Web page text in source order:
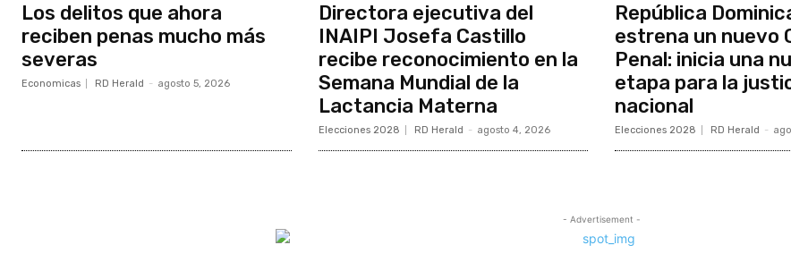
Los delitos que ahora
reciben penas mucho más
severas
Economicas RD Herald - agosto 5, 2026
Directora ejecutiva del
INAIPI Josefa Castillo
recibe reconocimiento en la
Semana Mundial de la
Lactancia Materna
Elecciones 2028 RD Herald - agosto 4, 2026
República
estrena un nuevo
Penal: inicia una
etapa para la
nacional
Elecciones 2028 RD Herald -
- Advertisement -